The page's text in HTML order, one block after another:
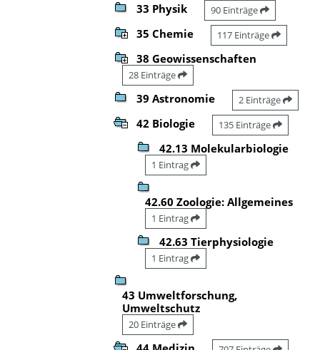
33 Physik 90 Einträge
35 Chemie 117 Einträge
38 Geowissenschaften
28 Einträge
39 Astronomie 2 Einträge
42 Biologie 135 Einträge
42.13 Molekularbiologie
1 Eintrag
42.60 Zoologie: Allgemeines
1 Eintrag
42.63 Tierphysiologie
1 Eintrag
43 Umweltforschung,
Umweltschutz
20 Einträge